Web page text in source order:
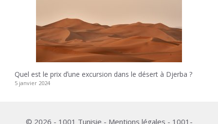
Quel est le prix dʼune excursion dans le désert à Djerba ?
5 janvier 2024
© 2026 - 1001 Tunisie - Mentions légales - 1001-